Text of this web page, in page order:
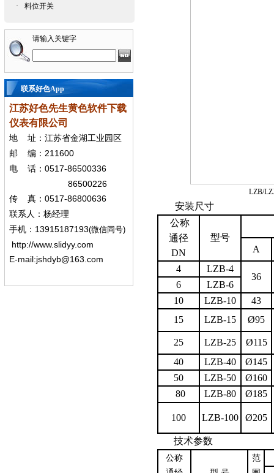
· 料位开关
请输入关键字
联系好色App
江苏好色先生黄色软件下载
仪表有限公司
地
址：江苏省金湖工业园区
邮
编： 211600
电 话： 0517-86500336
86500226
传 真： 0517-86800636
联系人：杨经理
手机 ： 13915187193(微信同号)
http://www.slidyy.com
E-mail:jshdyb@163.com
LZB/
安装尺
公称
通径
DN
型号
A
4
LZB-4
36
6
LZB-6
10
LZB-10
43
15
LZB-15 Ø95
25 LZB-25
Ø115
40
LZB-40
Ø145
50
LZB-50
Ø160
80
LZB-80 Ø185
100 LZB-100 Ø205
技术参数
公称
范